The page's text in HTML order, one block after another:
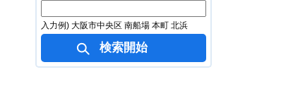
入力例) 大阪市中央区 南船場 本町 北浜